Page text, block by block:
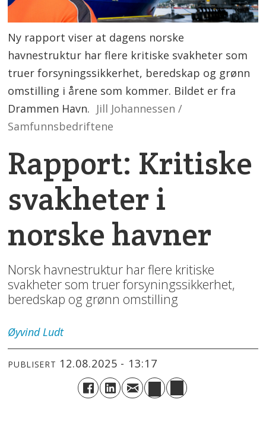
Ny rapport viser at dagens norske
havnestruktur har flere kritiske svakheter som
truer forsyningssikkerhet, beredskap og grønn
omstilling i årene som kommer. Bildet er fra
Drammen Havn. Jill Johannessen /
Samfunnsbedriftene
Rapport: Kritiske
svakheter i
norske havner
Norsk havnestruktur har flere kritiske
svakheter som truer forsyningssikkerhet,
beredskap og grønn omstilling
Øyvind Ludt
PUBLISERT 12.08.2025 - 13:17